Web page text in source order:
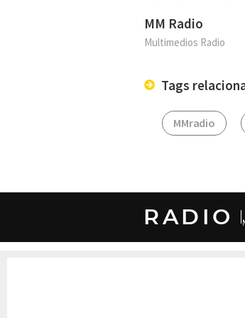
MM Radio
Multimedios Radio
Tags
MMradio
RADIO
cualquier medio